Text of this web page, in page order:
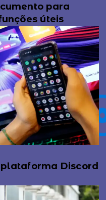
para
úteis
Discord